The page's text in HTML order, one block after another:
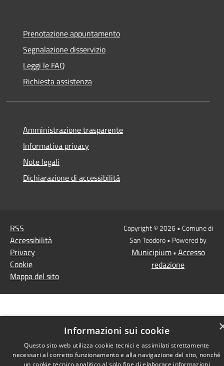
Prenotazione appuntamento
Segnalazione disservizio
Leggi le FAQ
Richiesta assistenza
Amministrazione trasparente
Informativa privacy
Note legali
Dichiarazione di accessibilità
RSS
Accessibilità
Privacy
Cookie
Mappa del sito
Copyright © 2026 • Comune di
San Teodoro • Powered by
Municipium• Accesso
redazione
Informazioni sui cookie
Questo sito web utilizza cookie tecnici e assimilati strettamente
necessari al corretto funzionamento e alla navigazione del sito, nonché
un cookie tecnico analitico al solo fine di elaborare informazioni